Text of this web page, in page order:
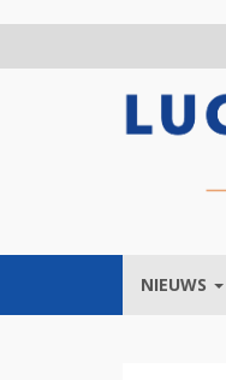
NIEUWS